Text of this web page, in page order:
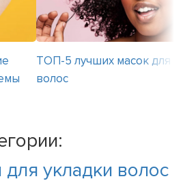
ТОП-5 лучших масок для
волос
укладки волос